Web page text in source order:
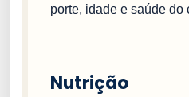
porte, idade e saúde do
Nutrição